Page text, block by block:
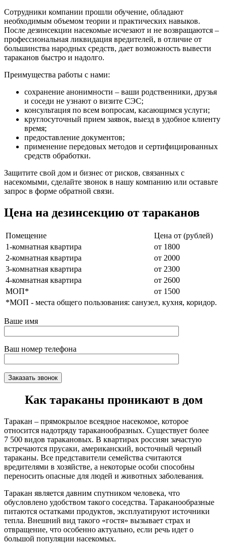
Сотрудники компании прошли обучение, обладают
необходимым объемом теории и практических навыков.
После дезинсекции насекомые исчезают и не возвращаются –
профессиональная ликвидация вредителей, в отличие от
большинства народных средств, дает возможность вывести
тараканов быстро и надолго.
Преимущества работы с нами:
сохранение анонимности – ваши родственники, друзья
и соседи не узнают о визите СЭС;
консультация по всем вопросам, касающимся услуги;
круглосуточный прием заявок, выезд в удобное клиенту
время;
предоставление документов;
применение передовых методов и сертифицированных
средств обработки.
Защитите свой дом и бизнес от рисков, связанных с
насекомыми, сделайте звонок в нашу компанию или оставьте
запрос в форме обратной связи.
Цена на дезинсекцию от тараканов
Помещение
Цена от (рублей)
1-комнатная квартира
от 1800
2-комнатная квартира
от 2000
3-комнатная квартира
от 2300
4-комнатная квартира
от 2600
МОП*
от 1500
*МОП - места общего пользования: санузел, кухня, коридор.
Ваше имя
Ваш номер телефона
Как тараканы проникают в дом
Таракан – прямокрылое всеядное насекомое, которое
относится надотряду тараканообразных. Существует более
7 500 видов таракановых. В квартирах россиян зачастую
встречаются прусаки, американский, восточный черный
тараканы. Все представители семейства считаются
вредителями в хозяйстве, а некоторые особи способны
переносить опасные для людей и животных заболевания.
Таракан является давним спутником человека, что
обусловлено удобством такого соседства. Тараканообразные
питаются остатками продуктов, эксплуатируют источники
тепла. Внешний вид такого «гостя» вызывает страх и
отвращение, что особенно актуально, если речь идет о
большой популяции насекомых.